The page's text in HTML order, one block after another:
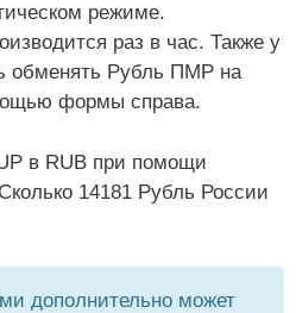
режиме.
раз в час. Также у
обменять Рубль ПМР на
формы справа.
в RUB при помощи
14181 Рубль России
дополнительно может